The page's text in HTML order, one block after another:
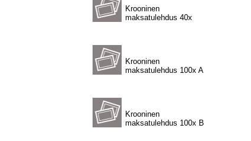
Krooninen
maksatulehdus 40x
Krooninen
maksatulehdus 100x A
Krooninen
maksatulehdus 100x B